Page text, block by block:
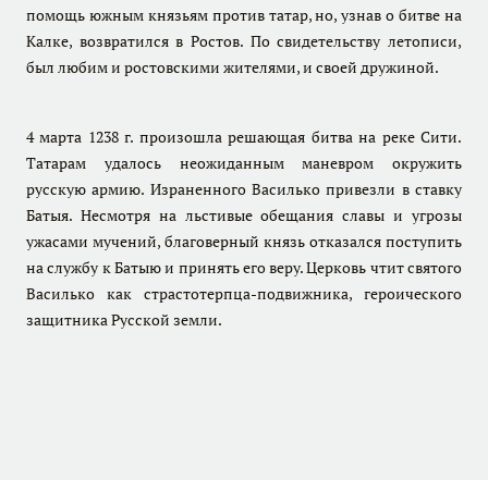
помощь южным князьям против татар, но, узнав о битве на
Калке, возвратился в Ростов. По свидетельству летописи,
был любим и ростовскими жителями, и своей дружиной.
4 марта 1238 г. произошла решающая битва на реке Сити.
Татарам удалось неожиданным маневром окружить
русскую армию. Израненного Василько привезли в ставку
Батыя. Несмотря на льстивые обещания славы и угрозы
ужасами мучений, благоверный князь отказался поступить
на службу к Батыю и принять его веру. Церковь чтит святого
Василько как страстотерпца-подвижника, героического
защитника Русской земли.